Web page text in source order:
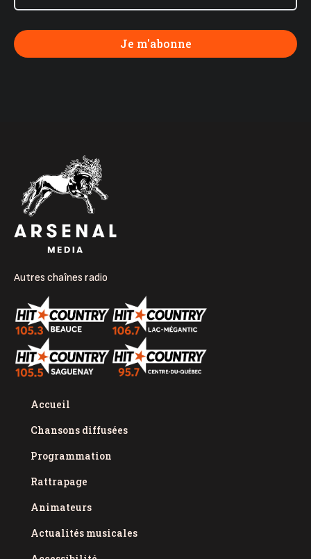
Autres chaînes radio
Accueil
Chansons diffusées
Programmation
Rattrapage
Animateurs
Actualités musicales